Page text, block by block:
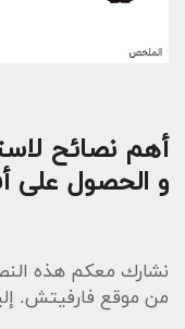
أهم نصائح
و الحصول على
نشارك معكم هذه
من موقع فارفيتش.